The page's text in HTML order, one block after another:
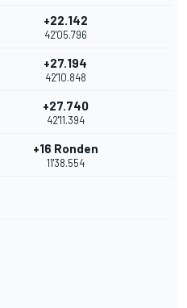
+22.142
42'05.796
+27.194
42'10.848
+27.740
42'11.394
+16 Ronden
11'38.554